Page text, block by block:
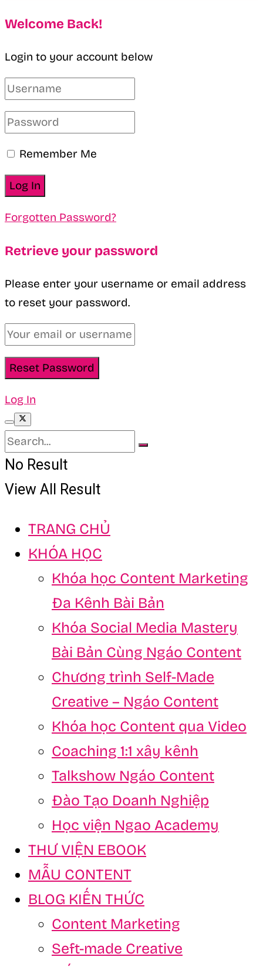
Welcome Back!
Login to your account below
Remember Me
Forgotten Password?
Retrieve your password
Please enter your username or email address
to reset your password.
Log In
No Result
View All Result
TRANG CHỦ
KHÓA HỌC
Khóa học Content Marketing
Đa Kênh Bài Bản
Khóa Social Media Mastery
Bài Bản Cùng Ngáo Content
Chương trình Self-Made
Creative – Ngáo Content
Khóa học Content qua Video
Coaching 1:1 xây kênh
Talkshow Ngáo Content
Đào Tạo Doanh Nghiệp
Học viện Ngao Academy
THƯ VIỆN EBOOK
MẪU CONTENT
BLOG KIẾN THỨC
Content Marketing
Seft-made Creative